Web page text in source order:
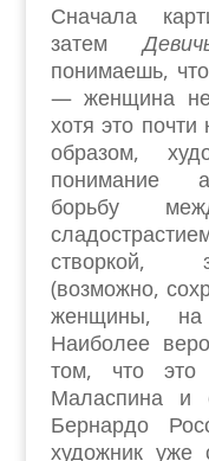
Сначала
затем
понимаешь,
— женщина не
хотя это почти
образом,
понимание
борьбу
створкой,
(возможно,
женщины,
Наиболее
том, что это
Маласпина и
Бернардо
художник уже